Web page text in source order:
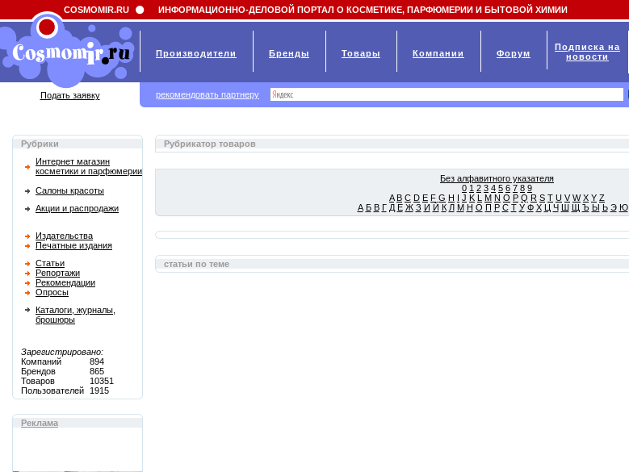
Field 'news_title' doesn't have a default value
Рубрики
Интернет магазин
косметики и парфюмерии
Салоны красоты
Акции и распродажи
Издательства
Печатные издания
Статьи
Репортажи
Рекомендации
Опросы
Каталоги, журналы,
брошюры
Зарегистрировано:
Компаний
894
Брендов
865
Товаров
10351
Пользователей
1915
Реклама
Рубрикатор товаров
Без алфавитного указателя
0 1 2 3 4 5 6 7 8 9
A B C D E F G H I J K L M N O P Q R S T U V W X Y Z
А Б В Г Д Е Ж З И Й К Л М Н О П Р С Т У Ф Х Ц Ч Ш Щ Ъ Ы Ь Э Ю
статьи по теме
COSMOMIR.RU ИНФОРМАЦИОННО-ДЕЛОВОЙ ПОРТАЛ О КОСМЕТИКЕ, ПАРФЮМЕРИИ И БЫТОВОЙ ХИМИИ
Производители Бренды Товары Компании Форум
Подписка на
новости
Подать заявку рекомендовать партнеру